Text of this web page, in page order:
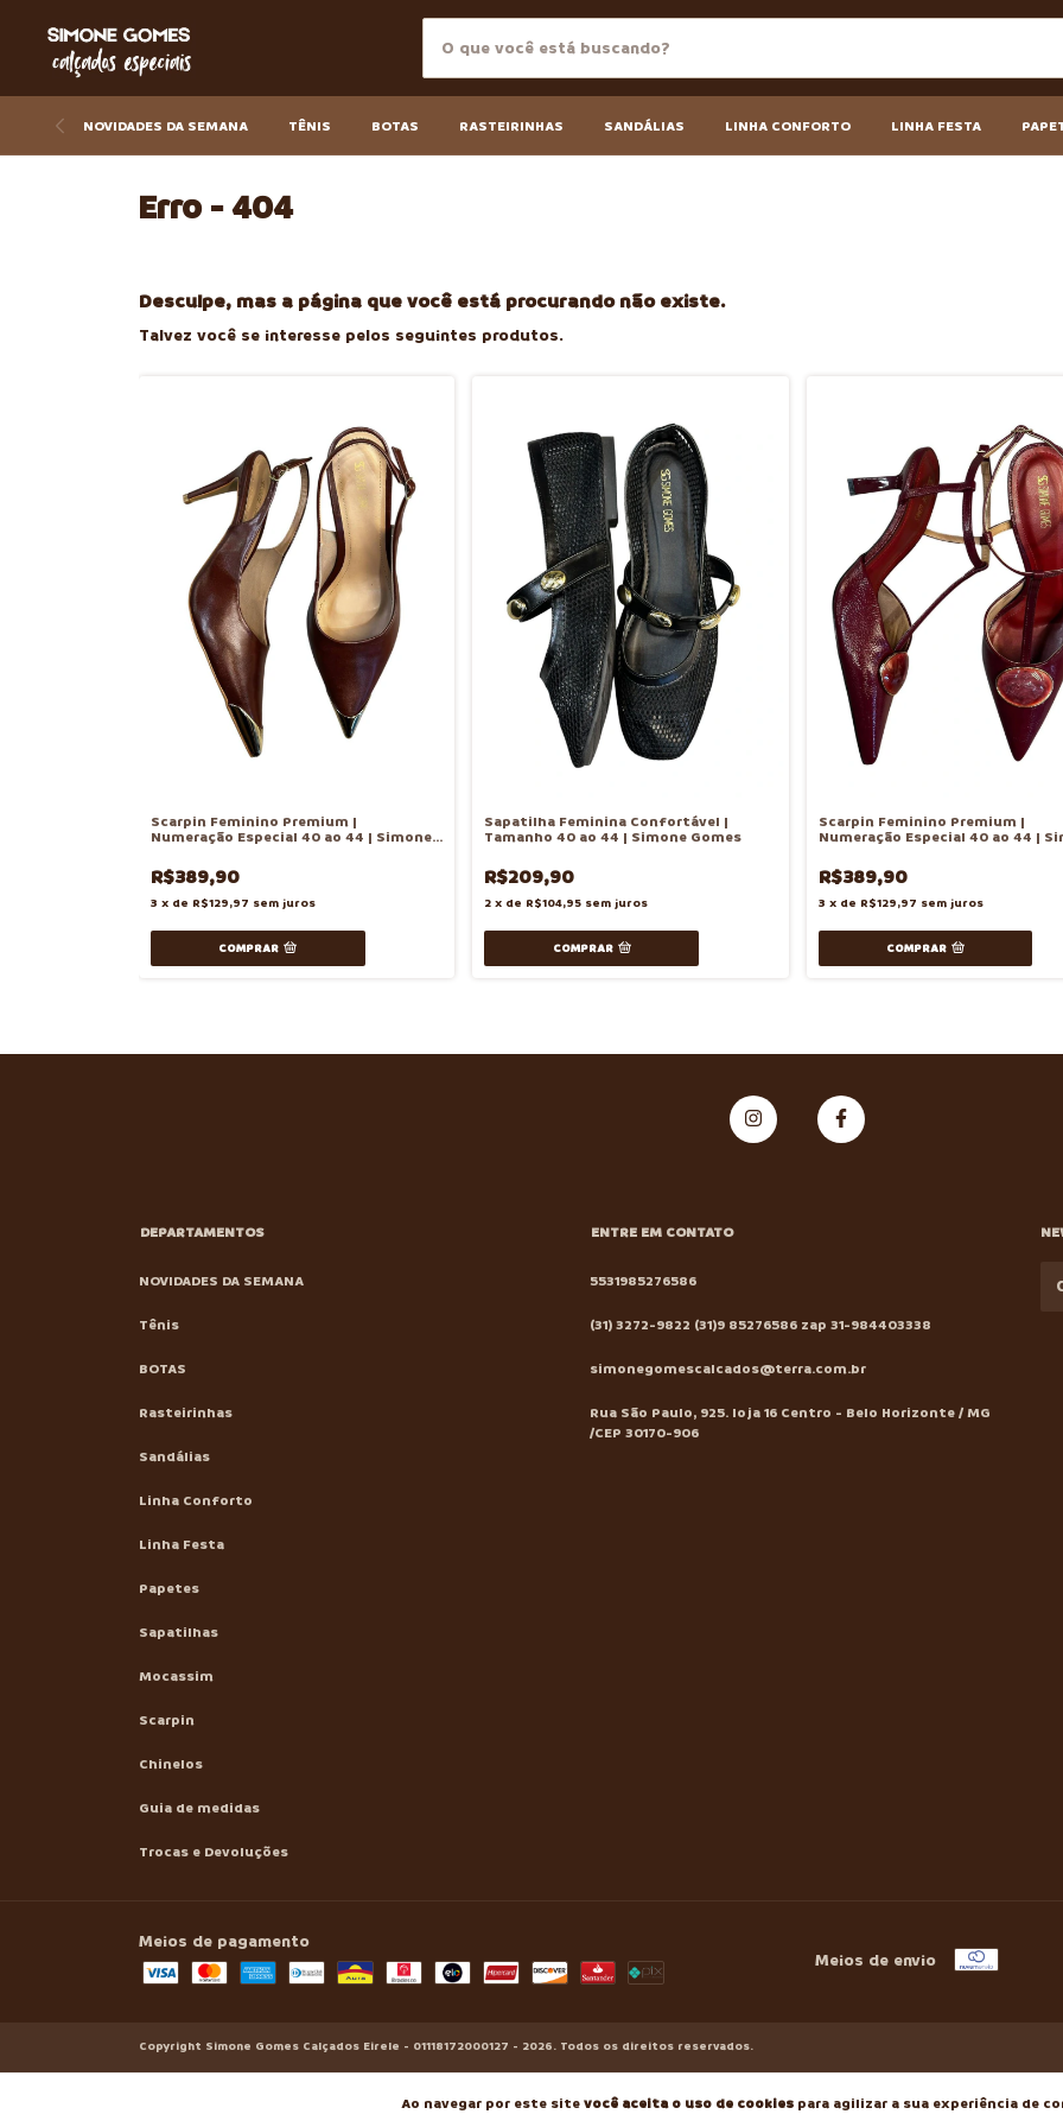
NOVIDADES DA SEMANA TÊNIS BOTAS RASTEIRINHAS SANDÁLIAS LINHA CONFORTO LINHA FESTA
Ao navegar por este sitevocê aceita o uso de cookiespara agilizar a sua experiência de
Erro - 404
Desculpe, mas a página que você está procurando não existe.
Talvez você se interesse pelos seguintes produtos.
Scarpin Feminino Premium |
Numeração Especial 40 ao 44 | Simone
R$389,90
3 x de R$129,97 sem juros
COMPRAR
Sapatilha Feminina Confortável |
Tamanho 40 ao 44 | Simone Gomes
R$209,90
2 x de R$104,95 sem juros
COMPRAR
Scarpin Feminino Premium |
Numeração Especial 40 ao 44 |
R$389,90
3 x de R$129,97 sem juros
COMPRAR
DEPARTAMENTOS
NOVIDADES DA SEMANA
Tênis
BOTAS
Rasteirinhas
Sandálias
Linha Conforto
Linha Festa
Papetes
Sapatilhas
Mocassim
Scarpin
Chinelos
Guia de medidas
Trocas e Devoluções
ENTRE EM CONTATO
5531985276586
(31) 3272-9822 (31)9 85276586 zap 31-984403338
simonegomescalcados@terra.com.br
Rua São Paulo, 925. loja 16 Centro - Belo Horizonte / MG
/CEP 30170-906
Meios de pagamento
Meios de envio
Copyright Simone Gomes Calçados Eirele - 01118172000127 - 2026. Todos os direitos reservados.